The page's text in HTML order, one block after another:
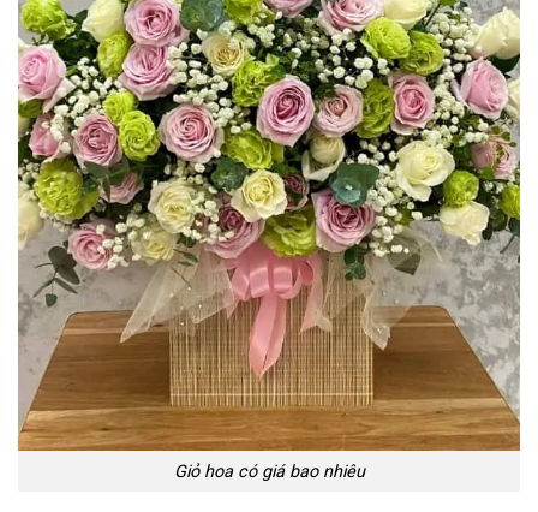
Giỏ hoa có giá bao nhiêu